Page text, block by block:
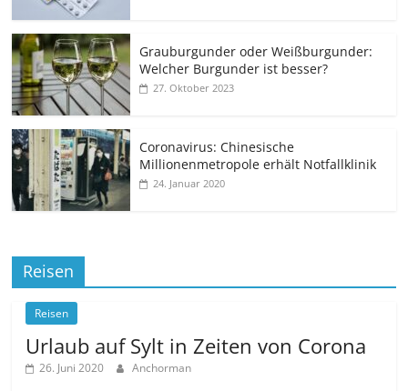
Grauburgunder oder Weißburgunder:
Welcher Burgunder ist besser?
27. Oktober 2023
Coronavirus: Chinesische
Millionenmetropole erhält Notfallklinik
24. Januar 2020
Reisen
Reisen
Urlaub auf Sylt in Zeiten von Corona
26. Juni 2020 Anchorman